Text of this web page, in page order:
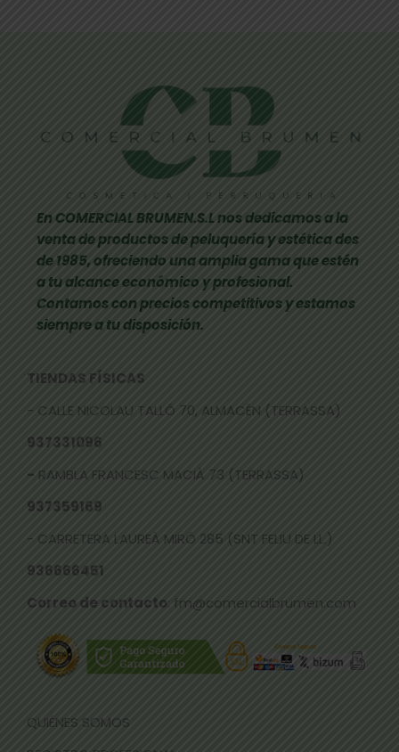
En COMERCIAL BRUMEN.S.L nos dedicamos a la
venta de productos de peluquería y estética des
de 1985, ofreciendo una amplia gama que estén
a tu alcance económico y profesional.
Contamos con precios competitivos y estamos
siempre a tu disposición.
TIENDAS FÍSICAS
- CALLE NICOLAU TALLÓ 70, ALMACÉN (TERRASSA)
937331096
- RAMBLA FRANCESC MACIÀ 73 (TERRASSA)
937359169
- CARRETERA LAUREÀ MIRÓ 285 (SNT FELIU DE LL.)
936666451
Correo de contacto: fm@comercialbrumen.com
QUIÉNES SOMOS